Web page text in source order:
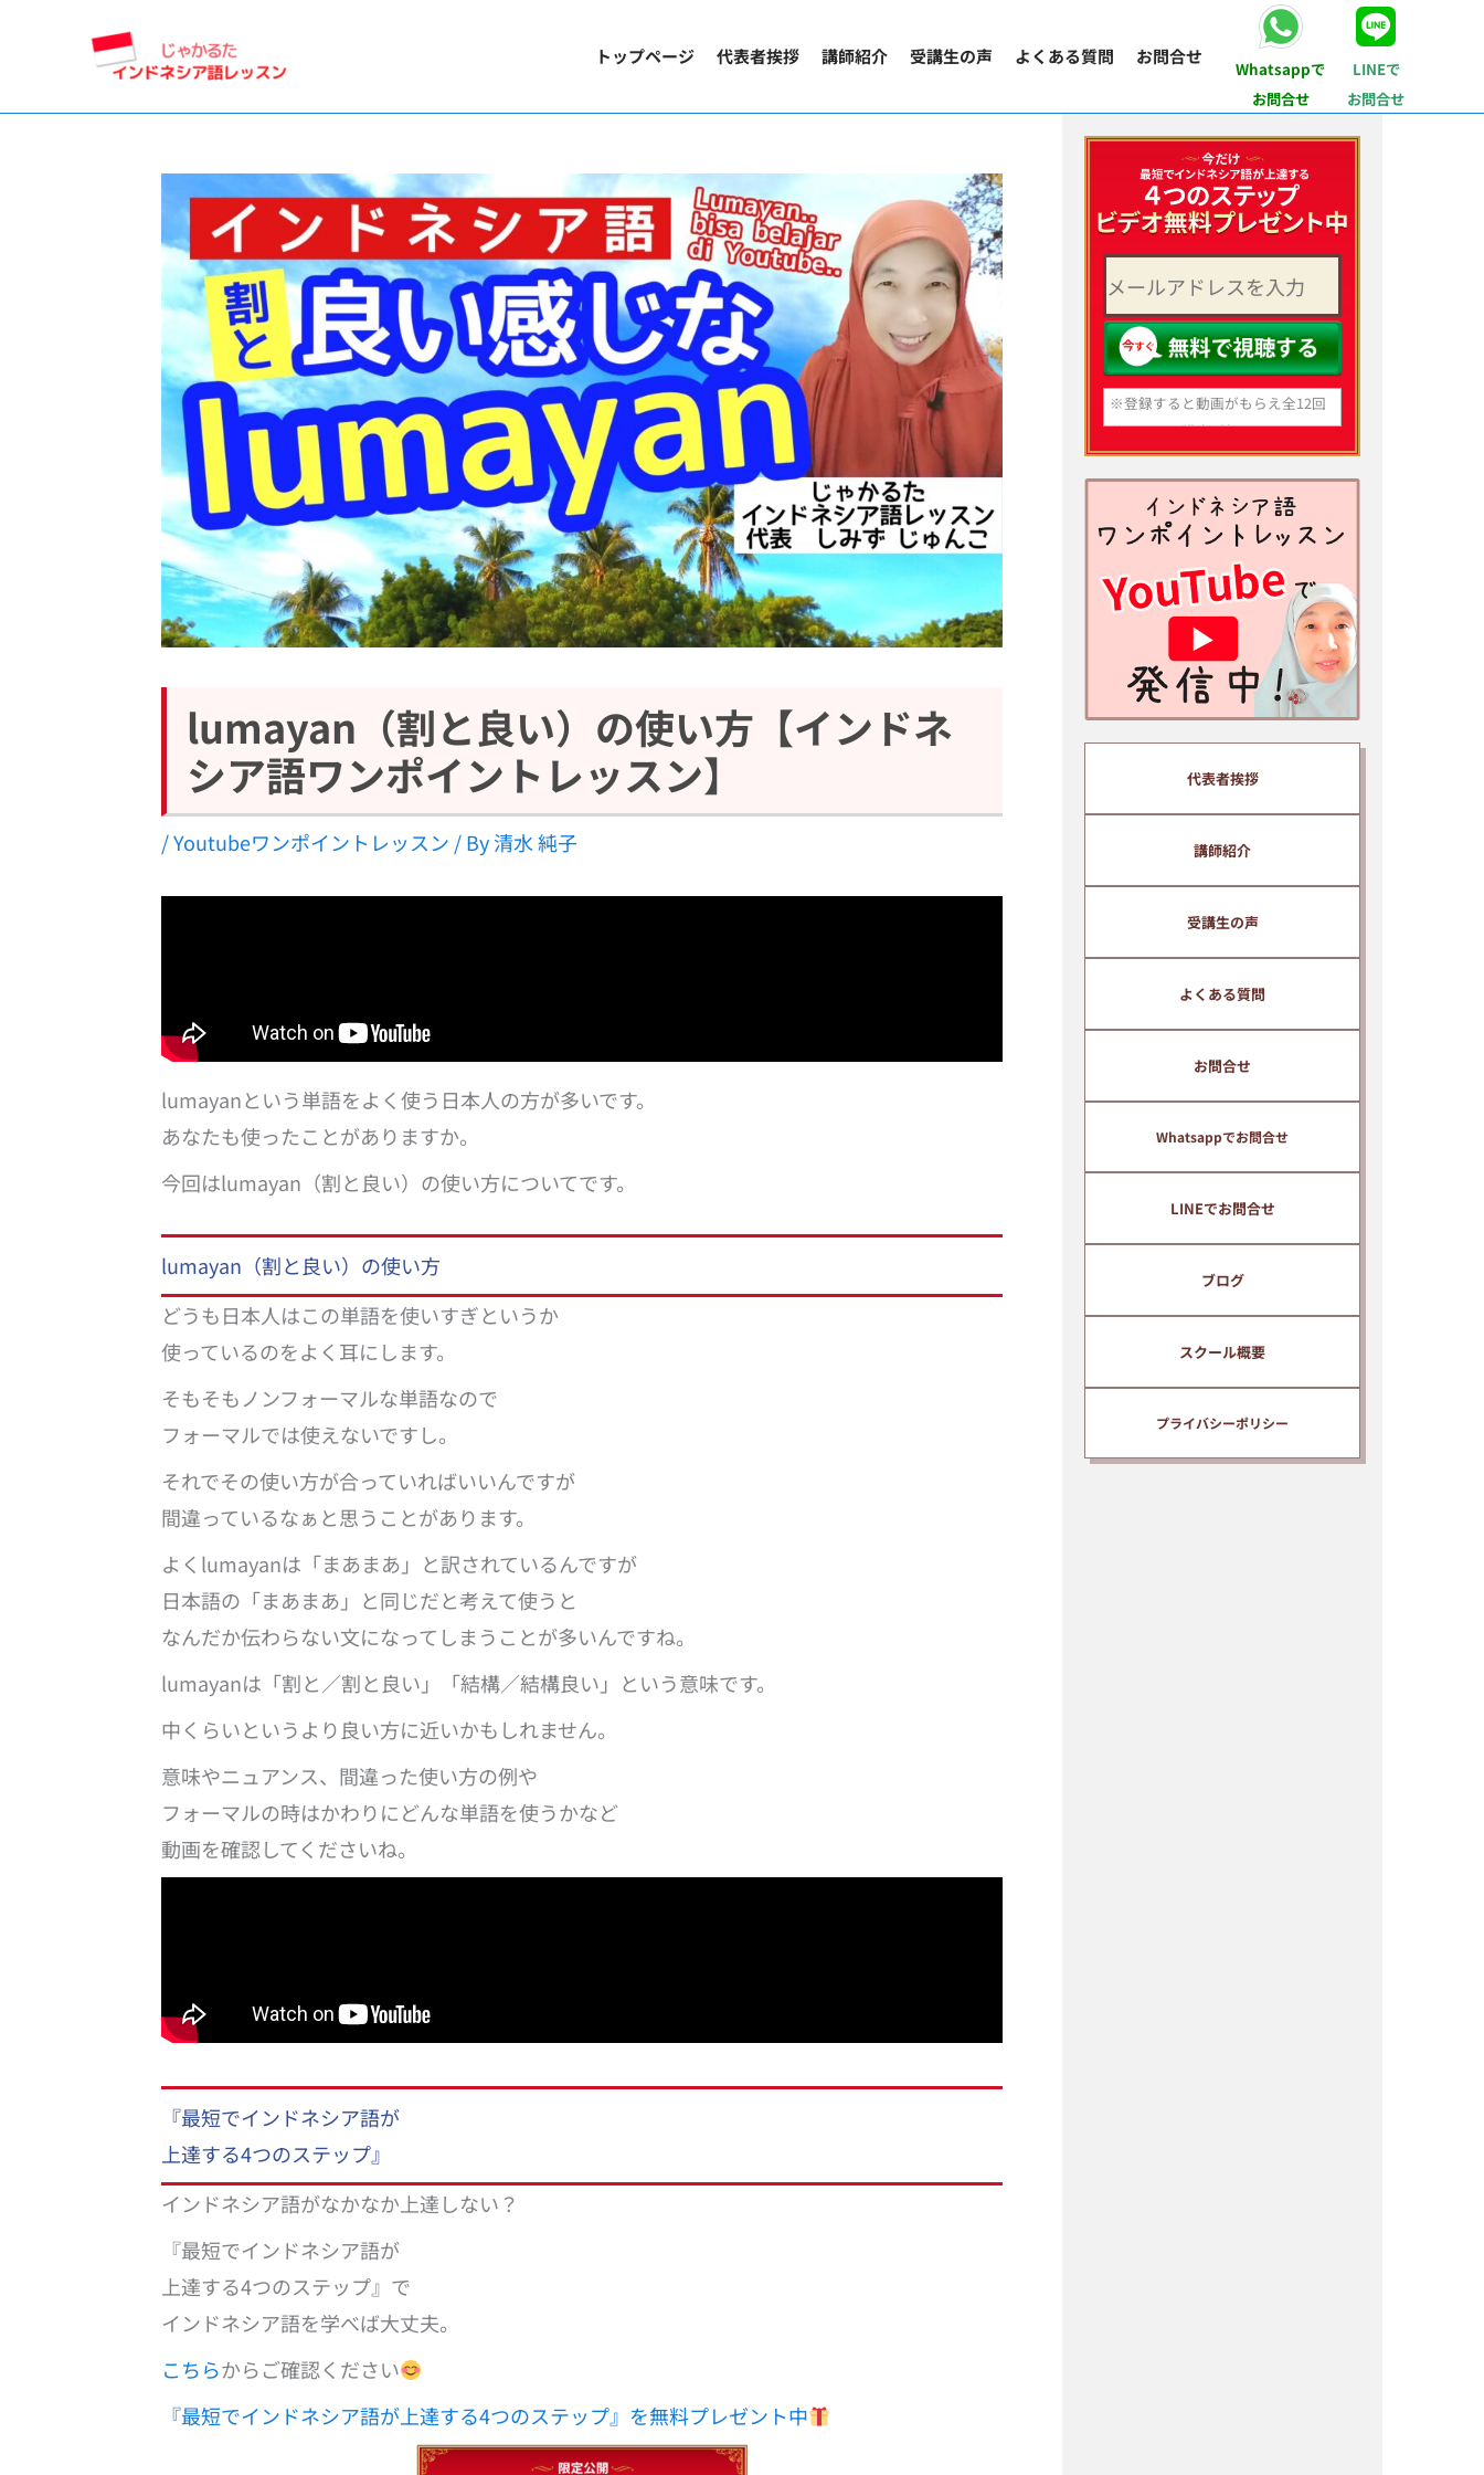
トップページ 代表者挨拶 講師紹介 受講生の声 よくある質問 お問合せ
Whatsappで
お問合せ
LINEで
お問合せ
lumayan（割と良い）の使い方【インドネ
シア語ワンポイントレッスン】
/Youtubeワンポイントレッスン / By清水 純子
lumayanという単語をよく使う日本人の方が多いです。
あなたも使ったことがありますか。
今回はlumayan（割と良い）の使い方についてです。
lumayan（割と良い）の使い方
どうも日本人はこの単語を使いすぎというか
使っているのをよく耳にします。
そもそもノンフォーマルな単語なので
フォーマルでは使えないですし。
それでその使い方が合っていればいいんですが
間違っているなぁと思うことがあります。
よくlumayanは「まあまあ」と訳されているんですが
日本語の「まあまあ」と同じだと考えて使うと
なんだか伝わらない文になってしまうことが多いんですね。
lumayanは「割と／割と良い」「結構／結構良い」という意味です。
中くらいというより良い方に近いかもしれません。
意味やニュアンス、間違った使い方の例や
フォーマルの時はかわりにどんな単語を使うかなど
動画を確認してくださいね。
『最短でインドネシア語が
上達する4つのステップ』
インドネシア語がなかなか上達しない？
『最短でインドネシア語が
上達する4つのステップ』で
インドネシア語を学べば大丈夫。
こちらからご確認ください
『最短でインドネシア語が上達する4つのステップ』を無料プレゼント中
※登録すると動画がもらえ全12回
分のメール講座が毎日届くように
なります。
いつでも登録解除できますのでご
安心ください。
※スマホ、携帯アドレスで登録さ
れる方はあらかじめ info@bhs-
indonesia.com からのメール
を 受信できる設定にしてから
ご登録ください。
パソコンメールを受信拒否する設
定になっていると動画とメールが
クールプライバシーポリシーのも
と厳重に管理いたします。
※ yahoo、hotmail などのフリー
ールアドレスを推奨いたします。
※ ご入力いただいたメールアドレ
されます。
メールマガジンでは、インドネシ
配信解除はいつでもご自身で簡単
に行うことができます。
代表者挨拶
講師紹介
受講生の声
よくある質問
お問合せ
Whatsappでお問合せ
LINEでお問合せ
ブログ
スクール概要
プライバシーポリシー